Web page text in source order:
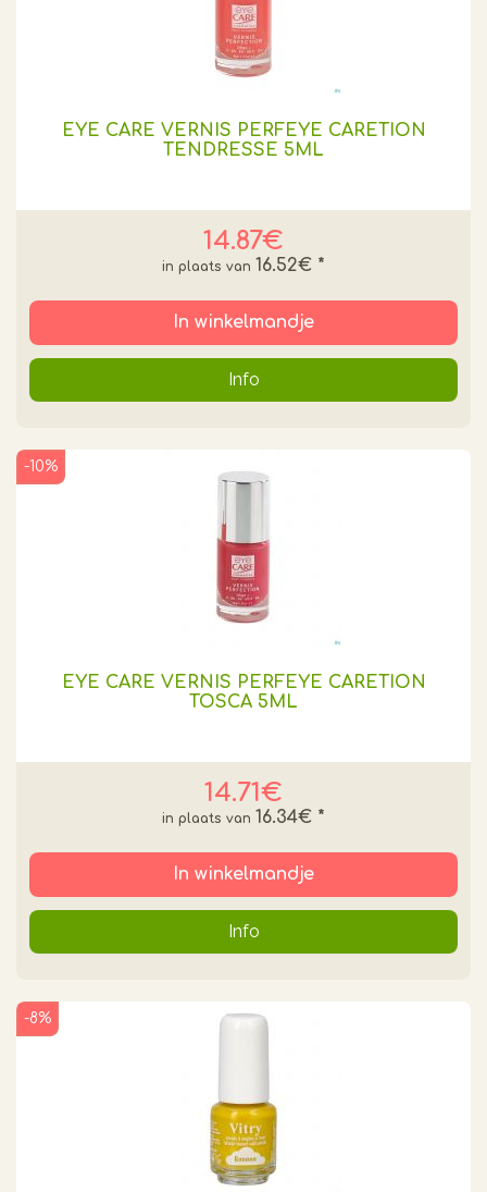
EYE CARE VERNIS PERFEYE CARETION
TENDRESSE 5ML
14.87€
16.52€ *
In winkelmandje
Info
EYE CARE VERNIS PERFEYE CARETION
TOSCA 5ML
14.71€
-10%
16.34€ *
In winkelmandje
Info
-8%